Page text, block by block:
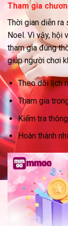
Tham gia
Thời gian diễn
Noel. Vì vậy, hội
tham gia đúng
giúp người chơi
Theo dõi lịch
Tham gia
Kiểm tra
Hoàn thành